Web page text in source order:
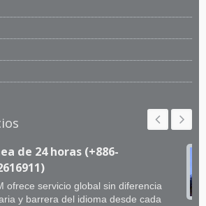
de 24 horas (+886-
ofrece servicio global sin diferencia
y barrera del idioma desde cada